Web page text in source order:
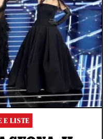
E LISTE